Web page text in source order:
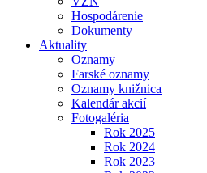
Hospodárenie
Dokumenty
Aktuality
Oznamy
Farské oznamy
Oznamy knižnica
Kalendár akcií
Fotogaléria
Rok 2025
Rok 2024
Rok 2023